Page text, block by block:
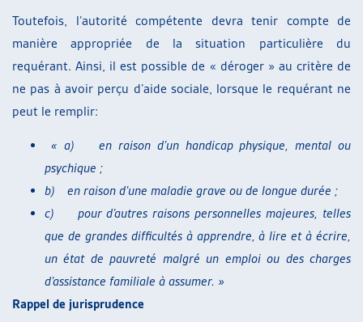
Toutefois, l’autorité compétente devra tenir compte de
manière appropriée de la situation particulière du
requérant. Ainsi, il est possible de « déroger » au critère de
ne pas à avoir perçu d’aide sociale, lorsque le requérant ne
peut le remplir:
« a)en raison d’un handicap physique, mental ou
psychique ;
b) en raison d’une maladie grave ou de longue durée ;
c) pour d’autres raisons personnelles majeures, telles
que de grandes difficultés à apprendre, à lire et à écrire,
un état de pauvreté malgré un emploi ou des charges
d’assistance familiale à assumer. »
Rappel de jurisprudence